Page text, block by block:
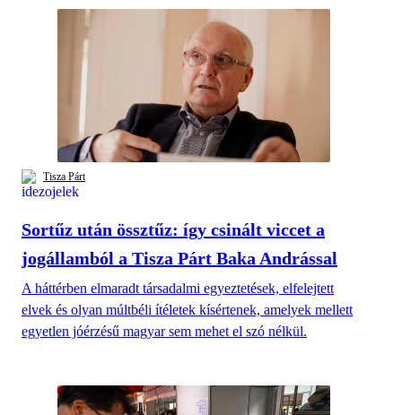
Tisza Párt
Sortűz után össztűz: így csinált viccet a
jogállamból a Tisza Párt Baka Andrással
A háttérben elmaradt társadalmi egyeztetések, elfelejtett
elvek és olyan múltbéli ítéletek kísértenek, amelyek mellett
egyetlen jóérzésű magyar sem mehet el szó nélkül.